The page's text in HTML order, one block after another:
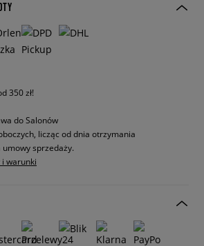
350 zł!
do Salonów
licząc od dnia otrzymania
sprzedaży.
i warunki